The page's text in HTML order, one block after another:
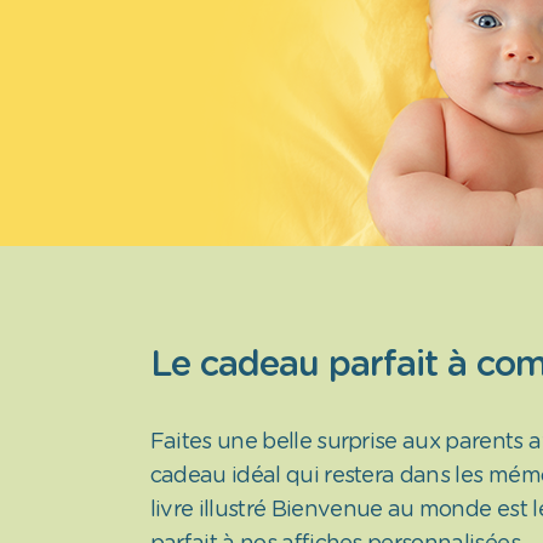
Le cadeau parfait à
Faites une belle surprise aux parents
cadeau idéal qui restera dans les
livre illustré Bienvenue au monde est